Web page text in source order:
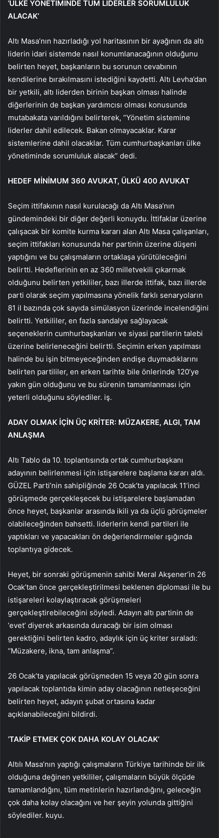
‘ÜLKE YÖNETİMİNDE TÜM LİDERLER SORUMLULUK
ALACAK’
Altı Masa’nın hazırladığı yol haritasının bir ayağının da altı
liderin idari sistemde nasıl konumlanacağının olduğunu
belirten heyet, başkanların bu sorunun cevabının
kendilerine bırakılmasını istediğini kaydetti. Altı Levha’dan
bir yetkili, altı liderden birinin başkan olması halinde
diğerlerinin de başkan yardımcısı olması konusunda
mutabakata varıldığını belirterek, “Yönetim sistemine
liderler dahil edilecek. Bakan olmayacaklar. Karar
sistemlerine dahil olacaklar. Tüm cumhurbaşkanları ülke
yönetiminde sorumluluk alacak” dedi.
HEDEF MİNİMUM 360 AVUKAT, ÜLKÜ 400 AVUKAT
Seçim ittifakının nasıl kurulacağı da Altı Masa’nın
gündemindeki bir diğer değerli konuydu. İttifaklar üzerine
çalışacak bir komite kurma kararı alan Altı Masa çalışanları,
seçim ittifakları konusunda her partinin üzerine düşeni
yaptığını ve bu çalışmaların ortaklaşa yürütüleceğini
belirtti. Hedeflerinin en az 360 milletvekili çıkarmak
olduğunu belirten yetkililer, bazı illerde ittifak, bazı illerde
parti olarak seçim yapılmasına yönelik farklı senaryoların
81 il bazında çok sayıda simülasyon üzerinde incelendiğini
belirtti. Yetkililer, en fazla sandalye sağlayacak
seçeneklerin cumhurbaşkanları ve siyasi partilerin talebi
üzerine belirleneceğini belirtti. Seçimin erken yapılması
halinde bu işin bitmeyeceğinden endişe duymadıklarını
belirten partililer, en erken tarihte bile önlerinde 120’ye
yakın gün olduğunu ve bu sürenin tamamlanması için
yeterli olduğunu söylediler. iş.
ADAY OLMAK İÇİN ÜÇ KRİTER: MÜZAKERE, ALGI, TAM
ANLAŞMA
Altı Tablo da 10. toplantısında ortak cumhurbaşkanı
adayının belirlenmesi için istişarelere başlama kararı aldı.
GÜZEL Parti’nin sahipliğinde 26 Ocak’ta yapılacak 11’inci
görüşmede gerçekleşecek bu istişarelere başlamadan
önce heyet, başkanlar arasında ikili ya da üçlü görüşmeler
olabileceğinden bahsetti. liderlerin kendi partileri ile
yaptıkları ve yapacakları ön değerlendirmeler ışığında
toplantıya gidecek.
Heyet, bir sonraki görüşmenin sahibi Meral Akşener’in 26
Ocak’tan önce gerçekleştirilmesi beklenen diplomasi ile bu
istişareleri kolaylaştıracak görüşmeleri
gerçekleştirebileceğini söyledi. Adayın altı partinin de
‘evet’ diyerek arkasında duracağı bir isim olması
gerektiğini belirten kadro, adaylık için üç kriter sıraladı:
“Müzakere, ikna, tam anlaşma”.
26 Ocak’ta yapılacak görüşmeden 15 veya 20 gün sonra
yapılacak toplantıda kimin aday olacağının netleşeceğini
belirten heyet, adayın şubat ortasına kadar
açıklanabileceğini bildirdi.
‘TAKİP ETMEK ÇOK DAHA KOLAY OLACAK’
Altılı Masa’nın yaptığı çalışmaların Türkiye tarihinde bir ilk
olduğuna değinen yetkililer, çalışmaların büyük ölçüde
tamamlandığını, tüm metinlerin hazırlandığını, geleceğin
çok daha kolay olacağını ve her şeyin yolunda gittiğini
söylediler. kuyu.